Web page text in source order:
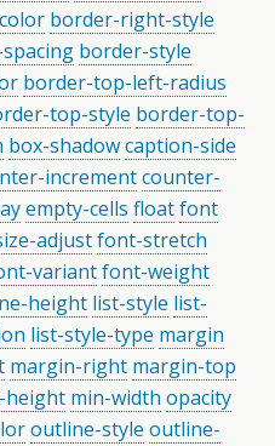
border-right-style
border-style
border-top-left-radius
top-style border-top-
box-shadowcaption-side
incrementcounter-
empty-cells floatfont
adjustfont-stretch
variantfont-weight
height list-style list-
list-style-type margin
margin-right margin-top
height min-width opacity
outline-style outline-